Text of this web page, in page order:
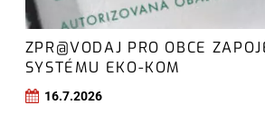
ZPR@VODAJ PRO OBCE
SYSTÉMU EKO-KOM
16.7.2026